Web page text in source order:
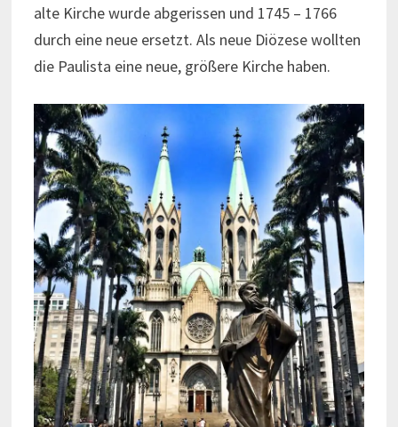
alte Kirche wurde abgerissen und 1745 – 1766
durch eine neue ersetzt. Als neue Diözese wollten
die Paulista eine neue, größere Kirche haben.